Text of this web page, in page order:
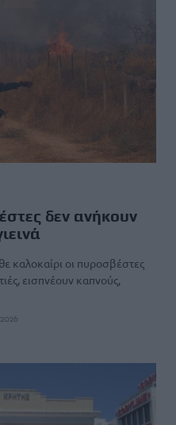
δεν ανήκουν
καλοκαίρι οι πυροσβέστες
εισπνέουν καπνούς,